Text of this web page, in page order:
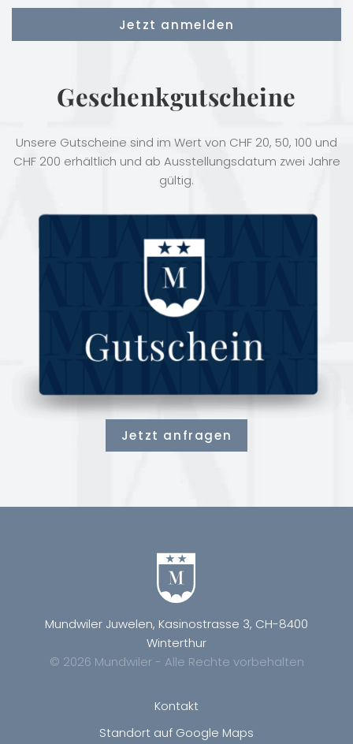
Geschenkgutscheine
Unsere Gutscheine sind im Wert von CHF 20, 50, 100 und
CHF 200 erhältlich und ab Ausstellungsdatum zwei Jahre
gültig.
Jetzt anfragen
Mundwiler Juwelen, Kasinostrasse 3, CH-8400
Winterthur
© 2026 Mundwiler - Alle Rechte vorbehalten
Kontakt
Standort auf Google Maps